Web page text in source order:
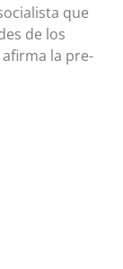
que
de los
la pre-